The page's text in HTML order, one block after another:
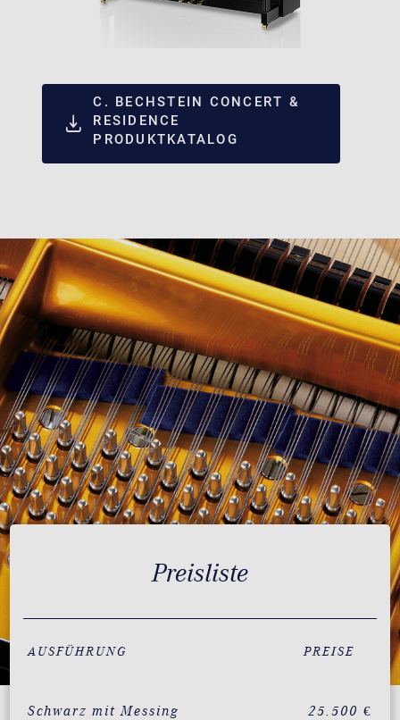
C. BECHSTEIN CONCERT &
RESIDENCE
PRODUKTKATALOG
Preisliste
AUSFÜHRUNG PREISE
Schwarz mit Messing 25.500 €